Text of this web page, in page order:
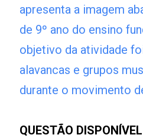
apresenta a imagem
de 9º ano do ensino
objetivo da atividade
alavancas e grupos
durante o movimento
QUESTÃO